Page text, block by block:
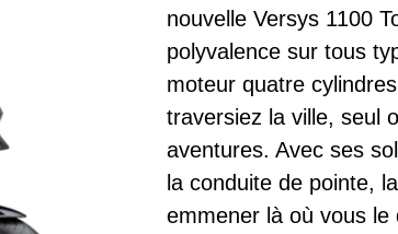
nouvelle Versys 1100
polyvalence sur tous
moteur quatre
traversiez la ville, seul
aventures. Avec ses
la conduite de pointe,
emmener là où vous